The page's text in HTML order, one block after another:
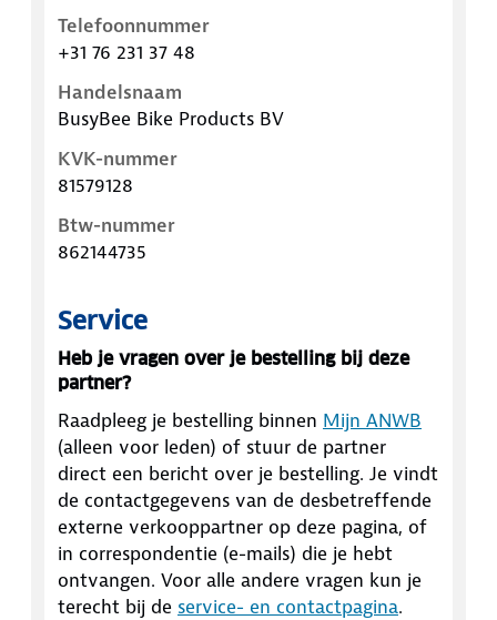
Telefoonnummer
+31 76 231 37 48
Handelsnaam
BusyBee Bike Products BV
KVK-nummer
81579128
Btw-nummer
862144735
Service
Heb je vragen over je bestelling bij deze
partner?
Raadpleeg je bestelling binnen Mijn ANWB
(alleen voor leden) of stuur de partner
direct een bericht over je bestelling. Je vindt
de contactgegevens van de desbetreffende
externe verkooppartner op deze pagina, of
in correspondentie (e-mails) die je hebt
ontvangen. Voor alle andere vragen kun je
terecht bij de service- en contactpagina.